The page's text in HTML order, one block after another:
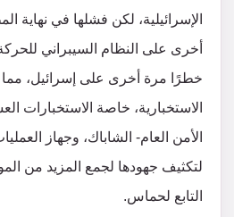
الإسرائيلية، لكن فشلها في
أخرى على النظام السيبراني
خطرًا مرة أخرى على إسرائيل، مما
الاستخبارية، خاصة الاستخبارات
الأمن العام- الشاباك، وجهاز
لتكثيف جهودها لجمع المزيد من
التابع لحماس.